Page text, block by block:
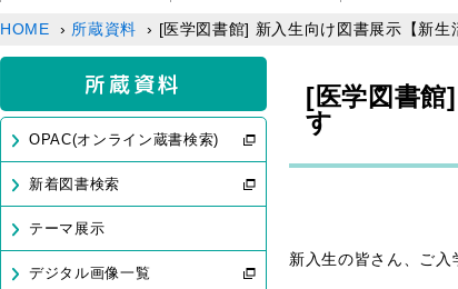
HOME › 所蔵資料 › [医学図書館] 新入生向け図書展示【新生
[医学図書館
す
新入生の皆さん、ご入
所蔵資料
OPAC(オンライン蔵書検索)
新着図書検索
テーマ展示
デジタル画像一覧